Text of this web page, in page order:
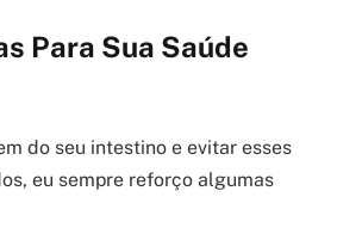
Para Sua Saúde
do seu intestino e evitar esses
eu sempre reforço algumas